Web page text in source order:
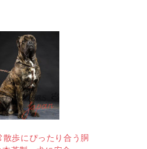
散歩にぴったり合う胴